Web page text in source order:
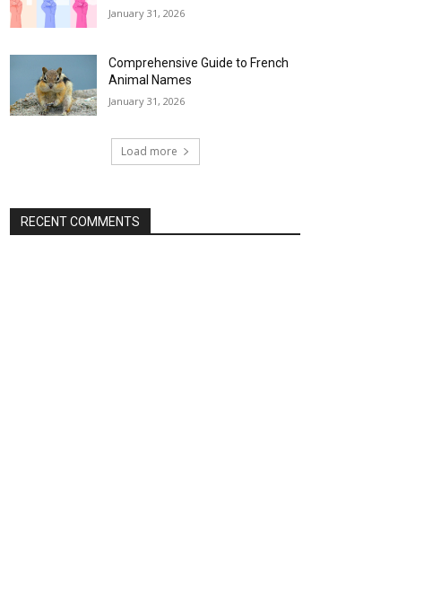
January 31, 2026
Comprehensive Guide to French
Animal Names
January 31, 2026
Load more
RECENT COMMENTS